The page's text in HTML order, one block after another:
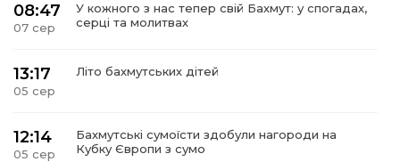
08:47
07 сер
У кожного з нас тепер свій Бахмут: у спогадах,
серці та молитвах
13:17
05 сер
Літо бахмутських дітей
12:14
05 сер
Бахмутські сумоїсти здобули нагороди на
Кубку Європи з сумо